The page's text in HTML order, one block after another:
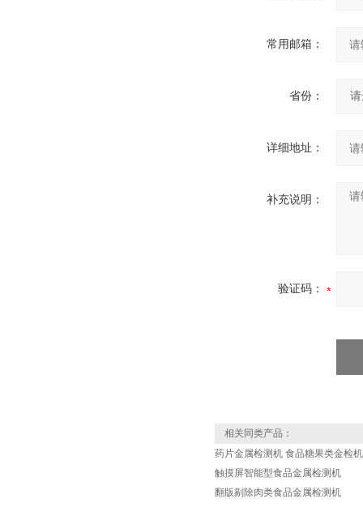
常用邮箱：
省份：
详细地址：
补充说明：
验证码：
相关同类产品：
药片金属检测机 食品糖果类金检机
触摸屏智能型食品金属检测机
翻版剔除肉类食品金属检测机